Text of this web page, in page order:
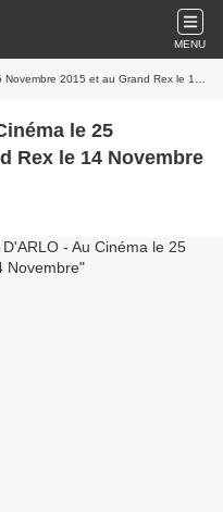
MENU
2015 et au Grand Rex le 14 Novembre
le 25
Rex le 14 Novembre